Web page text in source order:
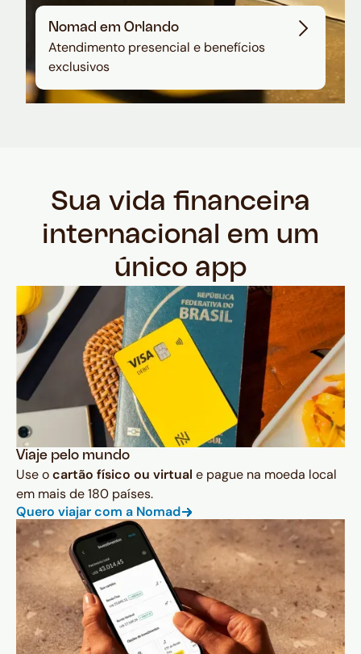
Nomad em Orlando
Atendimento presencial e benefícios
exclusivos
Sua vida financeira
internacional em um
único app
Viaje pelo mundo
Use ocartão físico ou virtual e pague na moeda local
em mais de 180 países.
Quero viajar com a Nomad